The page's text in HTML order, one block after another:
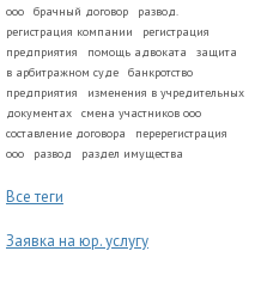
ооо
брачный договор
развод.
регистрация компании
регистрация
предприятия
помощь адвоката
защита
в арбитражном суде
банкротство
предприятия
изменения в учредительных
документах
смена участников ооо
составление договора
перерегистрация
ооо
развод раздел имущества
Все теги
Заявка на юр. услугу